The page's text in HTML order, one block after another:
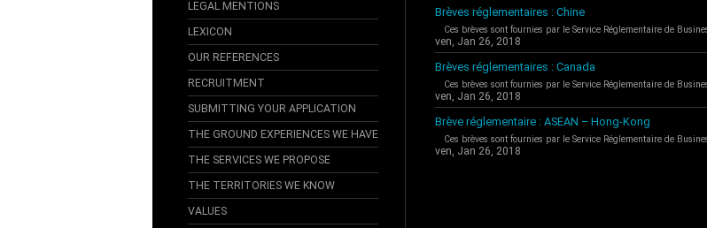
LEGAL MENTIONS
LEXICON
OUR REFERENCES
RECRUITMENT
SUBMITTING YOUR APPLICATION
THE GROUND EXPERIENCES WE HAVE
THE SERVICES WE PROPOSE
THE TERRITORIES WE KNOW
VALUES
Brèves réglementaires : Chine
Ces brèves sont fournies par le Service Réglementaire de
ven, Jan 26, 2018
Brèves réglementaires : Canada
Ces brèves sont fournies par le Service Réglementaire de
ven, Jan 26, 2018
Brève réglementaire : ASEAN – Hong-Kong
Ces brèves sont fournies par le Service Réglementaire de
ven, Jan 26, 2018